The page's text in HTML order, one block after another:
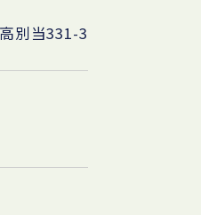
別当331-3